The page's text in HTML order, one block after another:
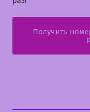
Получить